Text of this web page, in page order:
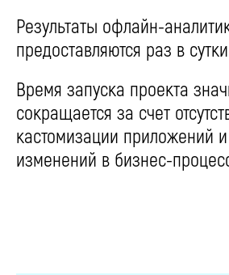
Результаты офлайн-
предоставляются раз в
Время запуска проекта
сокращается за счет
кастомизации приложений и
изменений в бизнес-